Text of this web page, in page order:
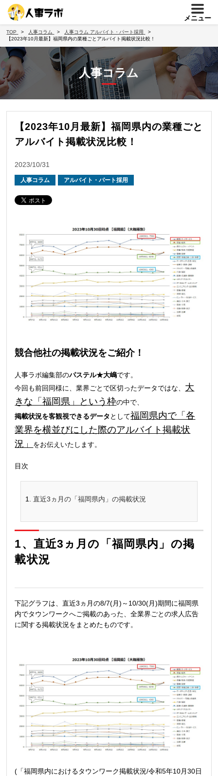
メニュー
TOP 人事コラム 人事コラム アルバイト・パート採用
【2023年10月最新】福岡県内の業種ごとアルバイト掲載状況比較！
人事コラム
【2023年10月最新】福岡県内の業種ごと
アルバイト掲載状況比較！
2023/10/31
人事コラム アルバイト・パート採用
競合他社の掲載状況をご紹介！
人事ラボ編集部のパステル★大嶋です。
今回も前回同様に、業界ごとで区切ったデータではな、 大
きな「福岡県」という枠の中で、
掲載状況を客観視できるデータ として福岡県内で「各
業界を横並びにした際のアルバイト掲載状
況」
をお伝えいたします。
目次
直近3ヵ月の「福岡県内」の掲載状況
1、直近3ヵ月の「福岡県内」の掲
載状況
下記グラフは、直近3ヵ月の8/7(月)～10/30(月)期間に福岡県
内でタウンワークへご掲載のあった、全業界ごとの求人広告
に関する掲載状況をまとめたものです。
(「福岡県内におけるタウンワーク掲載状況/令和5年10月30日